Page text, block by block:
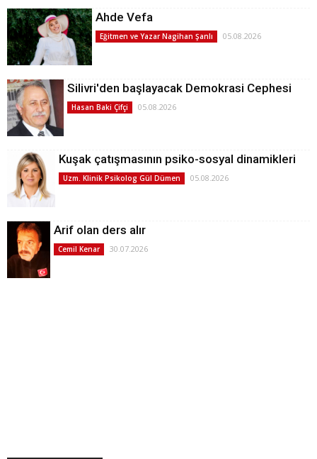
Ahde Vefa
Eğitmen ve Yazar Nagihan Şanlı 05.08.2026
Silivri'den başlayacak Demokrasi Cephesi
Hasan Baki Çifçi 05.08.2026
Kuşak çatışmasının psiko-sosyal dinamikleri
Uzm. Klinik Psikolog Gül Dümen 05.08.2026
Arif olan ders alır
Cemil Kenar 30.07.2026